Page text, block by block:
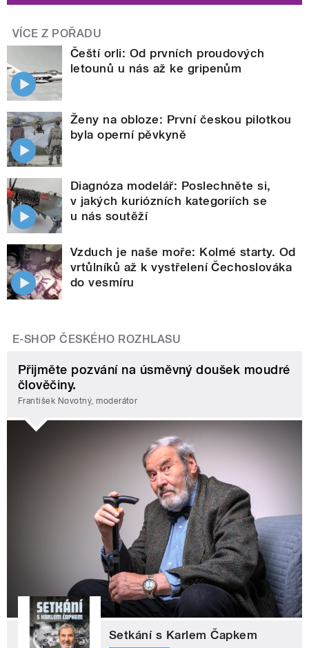
VÍCE Z POŘADU
Čeští orli: Od prvních proudových
letounů u nás až ke gripenům
Ženy na obloze: První českou pilotkou
byla operní pěvkyně
Diagnóza modelář: Poslechněte si,
v jakých kuriózních kategoriích se
u nás soutěží
Vzduch je naše moře: Kolmé starty. Od
vrtůlníků až k vystřelení Čechoslováka
do vesmíru
E-SHOP ČESKÉHO ROZHLASU
Přijměte pozvání na úsměvný doušek moudré
člověčiny.
František Novotný, moderátor
Setkání s Karlem Čapkem